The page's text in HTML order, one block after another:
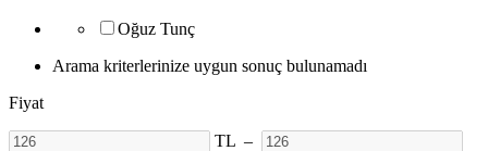
Oğuz Tunç
Arama kriterlerinize uygun sonuç bulunamadı
Fiyat
TL –